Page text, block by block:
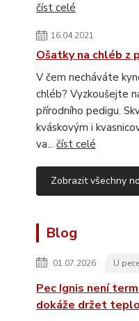
číst celé
16.04.2021
Ošatky na chléb z
V čem necháváte
chléb? Vyzkoušejte
přírodního pedigu.
kváskovým i
va... číst celé
Zobrazit všechny
Blog
01.07.2026 U
Pec Ignis není
dokáže držet